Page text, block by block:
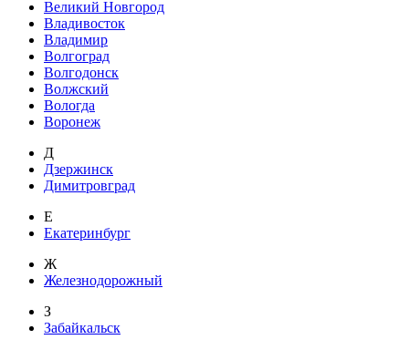
Великий Новгород
Владивосток
Владимир
Волгоград
Волгодонск
Волжский
Вологда
Воронеж
Д
Дзержинск
Димитровград
Е
Екатеринбург
Ж
Железнодорожный
З
Забайкальск